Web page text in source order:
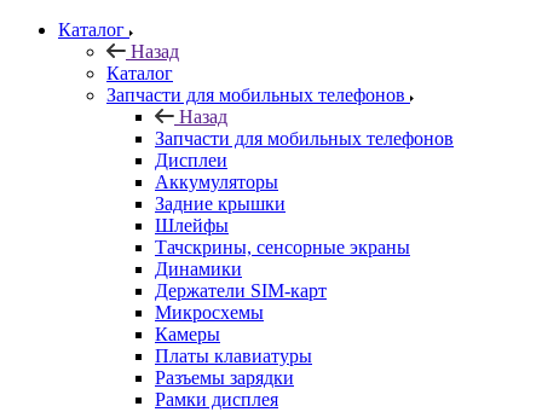
Каталог
Назад
Каталог
Запчасти для мобильных телефонов
Назад
Запчасти для мобильных телефонов
Дисплеи
Аккумуляторы
Задние крышки
Шлейфы
Тачскрины, сенсорные экраны
Динамики
Держатели SIM-карт
Микросхемы
Камеры
Платы клавиатуры
Разъемы зарядки
Рамки дисплея